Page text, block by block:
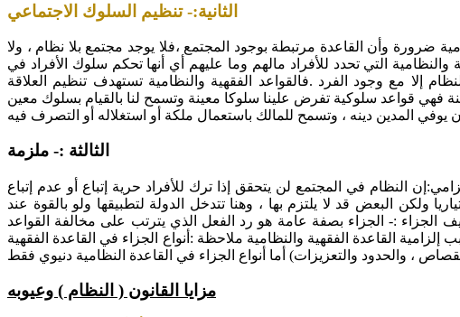
الثانية:- تنظيم السلوك الاجتماعي
ضرورة وأن القاعدة مرتبطة بوجود المجتمع ،فلا يوجد مجتمع بلا نظام ، ولا
التي تحدد للأفراد مالهم وما عليهم أي أنها تحكم سلوك الأفراد في
إلا مع وجود الفرد .فالقواعد الفقهية والنظامية تستهدف تنظيم العلاقة
فهي قواعد سلوكية تفرض علينا سلوكا معينة وتسمح لنا بالقيام بسلوك معين
يوفي المدين دينه ، وتسمح للمالك باستعمال ملكة أو استغلاله أو التصرف فيه
الثالثة :- ملزمة
النظام في المجتمع لن يتحقق إذا ترك للأفراد حرية إتباع أو عدم إتباع
ولكن البعض قد لا يلتزم بها ، وهنا تتدخل الدولة لتطبيقها ولو بالقوة عند
الجزاء :- الجزاء بصفة عامة هو رد الفعل الذي يترتب على مخالفة القواعد
القاعدة الفقهية والنظامية ملاحظة :أنواع الجزاء في القاعدة الفقهية
، والحدود والتعزيزات) أما أنواع الجزاء في القاعدة النظامية دنيوي فقط
مزايا القانون ( النظام ) وعيوبه